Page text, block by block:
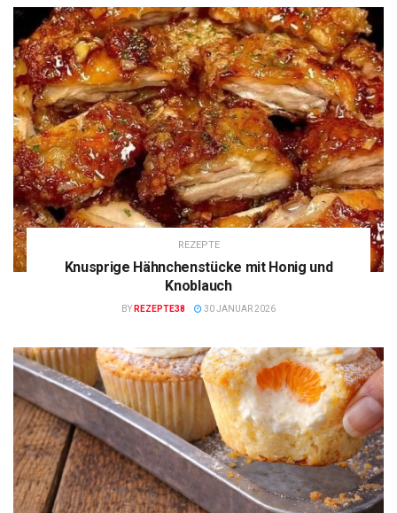
REZEPTE
Knusprige Hähnchenstücke mit Honig und
Knoblauch
BY REZEPTE38 30 JANUAR 2026